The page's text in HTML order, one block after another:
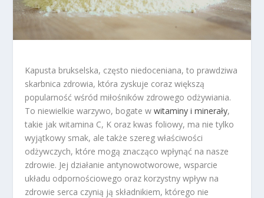
Kapusta brukselska, często niedoceniana, to prawdziwa
skarbnica zdrowia, która zyskuje coraz większą
popularność wśród miłośników zdrowego odżywiania.
To niewielkie warzywo, bogate wwitaminy i minerały,
takie jak witamina C, K oraz kwas foliowy, ma nie tylko
wyjątkowy smak, ale także szereg właściwości
odżywczych, które mogą znacząco wpłynąć na nasze
zdrowie. Jej działanie antynowotworowe, wsparcie
układu odpornościowego oraz korzystny wpływ na
zdrowie serca czynią ją składnikiem, którego nie